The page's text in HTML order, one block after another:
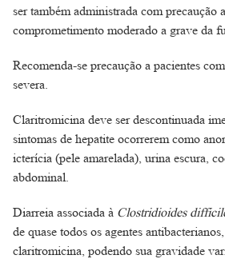
ser também administrada com precaução
comprometimento moderado a grave da
Recomenda-se precaução a pacientes
severa.
Claritromicina deve ser descontinuada
sintomas de hepatite ocorrerem como
icterícia (pele amarelada), urina escura,
abdominal.
Diarreia associada à Clostridioides
de quase todos os agentes
claritromicina, podendo sua gravidade